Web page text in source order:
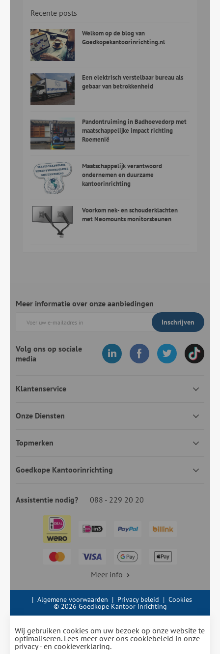
Recente posts
Welkom op de blog van
Goedkopekantoorinrichting.nl
Een elektrisch verstelbaar bureau als
gebaar van betrokkenheid
Pandontruiming in Badhoevedorp met
maatschappelijke impact richting
Roemenië
Maatschappelijk verantwoord
ondernemen en duurzame
kantoorinrichting
Voorkom nek- en schouderklachten
met Neomounts monitorsteunen
Meer informatie over onze aanbiedingen
Inschrijven
Volg ons op sociale
media
Klantenservice
Onze Diensten
Topmerken
Goedkope Kantoorinrichting
Assistentie nodig? 088 - 229 20 20
Meer info
| Algemene voorwaarden | Privacy beleid | Cookies
© 2026 Goedkope Kantoor Inrichting
Wij gebruiken cookies om uw bezoek op onze website te
optimaliseren. Lees meer over ons cookiebeleid in onze
privacy - en cookieverklaring.